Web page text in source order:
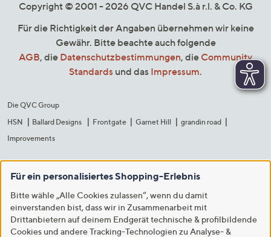
Copyright © 2001 - 2026 QVC Handel S.à r.l. & Co. KG
Für die Richtigkeit der Angaben übernehmen wir keine
Gewähr. Bitte beachte auch folgende
AGB, die Datenschutzbestimmungen, die Community
Standards und das Impressum.
Die QVC Group
HSN
Ballard Designs Frontgate Garnet Hill
grandin road
Improvements
Für ein personalisiertes Shopping-Erlebnis
Bitte wähle „Alle Cookies zulassen“, wenn du damit
einverstanden bist, dass wir in Zusammenarbeit mit
Drittanbietern auf deinem Endgerät technische & profilbildende
Cookies und andere Tracking-Technologien zu Analyse- &